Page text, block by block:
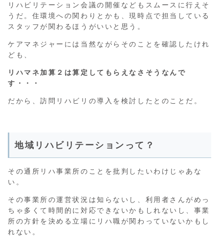
リハビリテーション会議の開催などもスムースに行えそ
うだ。住環境への関わりとかも、現時点で担当している
スタッフが関わるほうがいいと思う。
ケアマネジャーには当然ながらそのことを確認したけれ
ども、
リハマネ加算２は算定してもらえなさそうなんで
す・・・
だから、訪問リハビリの導入を検討したとのことだ。
地域リハビリテーションって？
その通所リハ事業所のことを批判したいわけじゃあな
い。
その事業所の運営状況は知らないし、利用者さんがめっ
ちゃ多くて時間的に対応できないかもしれないし、事業
所の方針を決める立場にリハ職が関わっていないかもし
れない。